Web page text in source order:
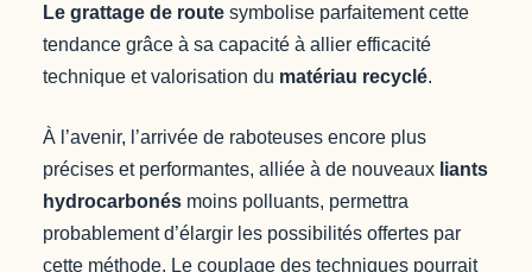
Le grattage de route symbolise parfaitement cette
tendance grâce à sa capacité à allier efficacité
technique et valorisation du matériau recyclé.
À l’avenir, l’arrivée de raboteuses encore plus
précises et performantes, alliée à de nouveaux liants
hydrocarbonés moins polluants, permettra
probablement d’élargir les possibilités offertes par
cette méthode. Le couplage des techniques pourrait